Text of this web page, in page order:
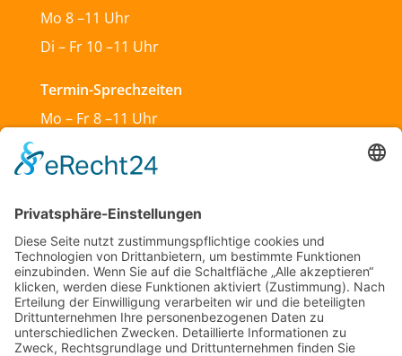
Mo 8 –11 Uhr
Di – Fr 10 –11 Uhr
Termin-Sprechzeiten
Mo – Fr 8 –11 Uhr
Mo & Do 13 –18 Uhr
Di 17:30 – 19:30 Uhr
Sa und So geschlossen